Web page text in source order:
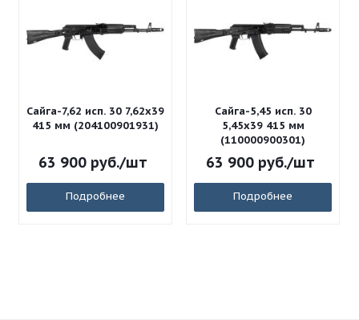
Сайга-7,62 исп. 30 7,62x39
415 мм (204100901931)
63 900руб./шт
Подробнее
Сайга-5,45 исп. 30
5,45x39 415 мм
(110000900301)
63 900руб./шт
Подробнее